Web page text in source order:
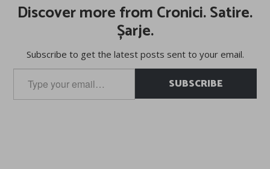
Discover more from Cronici. Satire.
Șarje.
Subscribe to get the latest posts sent to your email.
your
email…
SUBSCRIBE